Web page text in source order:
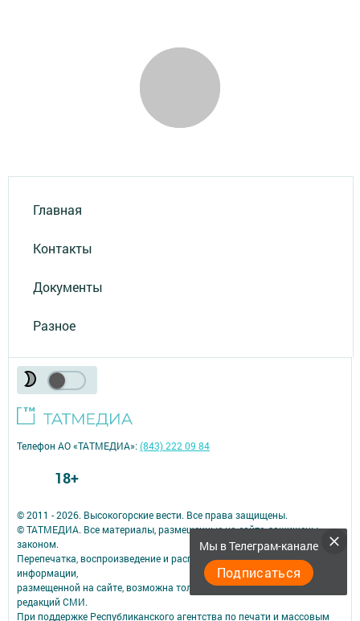
Главная
Контакты
Документы
Разное
Мы в Телеграм-канале
Подписаться
© 2011 - 2026. Высокогорские вести. Все права защищены.
© ТАТМЕДИА. Все материалы, размещенные на сайте, защищены
законом.
Перепечатка, воспроизведение и распространение в любом объеме
информации,
размещенной на сайте, возможна только с письменного согласия
редакций СМИ.
При поддержке Республиканского агентства по печати и массовым
Телефон АО «ТАТМЕДИА»:(843) 222 09 84
18+